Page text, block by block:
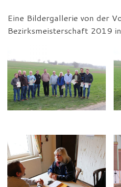
Eine Bildergallerie von der
Bezirksmeisterschaft 2019